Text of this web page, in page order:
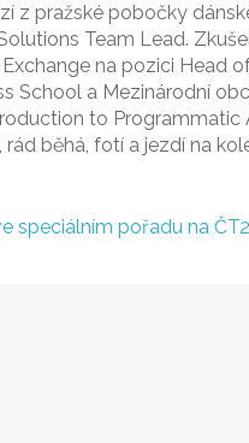
z pražské pobočky
Team Lead.
na pozici Head
School a Mezinárodní
to Programmatic
rád běhá, fotí a jezdí na
speciálním pořadu na